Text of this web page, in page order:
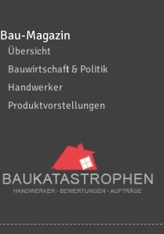
Bau-Magazin
Übersicht
Bauwirtschaft & Politik
Handwerker
Produktvorstellungen